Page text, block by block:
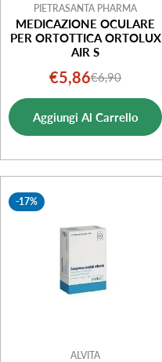
PIETRASANTA PHARMA
MEDICAZIONE OCULARE
PER ORTOTTICA ORTOLUX
AIR S
Prezzo
di
vendita
€5,86Prezzo
normale
€6,90
Aggiungi Al Carrello
-17%
ALVITA